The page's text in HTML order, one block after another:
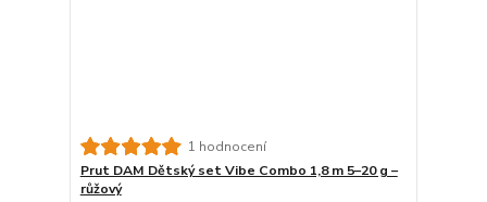
1 hodnocení
Prut DAM Dětský set Vibe Combo 1,8 m 5–20 g –
růžový